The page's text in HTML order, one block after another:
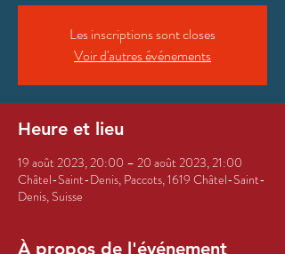
Les inscriptions sont closes
Voir d'autres événements
Heure et lieu
19 août 2023, 20:00 – 20 août 2023, 21:00
Châtel-Saint-Denis, Paccots, 1619 Châtel-Saint-
Denis, Suisse
À propos de l'événement